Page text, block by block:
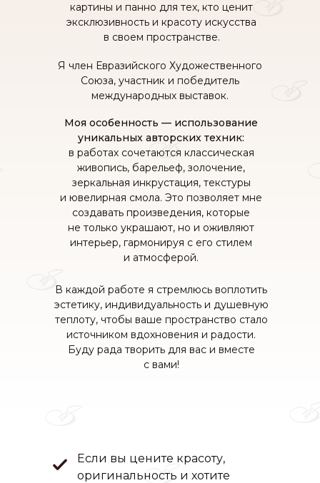
картины и панно для тех, кто ценит
эксклюзивность и красоту искусства
в своем пространстве.
Я член Евразийского Художественного
Союза, участник и победитель
международных выставок.
Моя особенность — использование
уникальных авторских техник:
в работах сочетаются классическая
живопись, барельеф, золочение,
зеркальная инкрустация, текстуры
и ювелирная смола. Это позволяет мне
создавать произведения, которые
не только украшают, но и оживляют
интерьер, гармонируя с его стилем
и атмосферой.
В каждой работе я стремлюсь воплотить
эстетику, индивидуальность и душевную
теплоту, чтобы ваше пространство стало
источником вдохновения и радости.
Буду рада творить для вас и вместе
с вами!
Если вы цените красоту,
оригинальность и хотите